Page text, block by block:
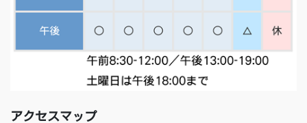
アクセスマップ